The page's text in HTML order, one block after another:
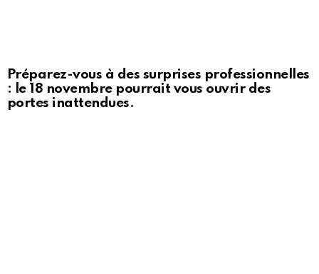
Préparez-vous à des surprises professionnelles
: le 18 novembre pourrait vous ouvrir des
portes inattendues.